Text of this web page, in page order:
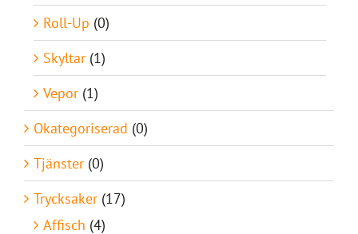
Roll-Up (0)
Skyltar (1)
Vepor (1)
Okategoriserad (0)
Tjänster (0)
Trycksaker (17)
Affisch (4)